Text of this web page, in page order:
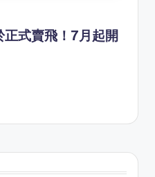
式賣飛！7月起開